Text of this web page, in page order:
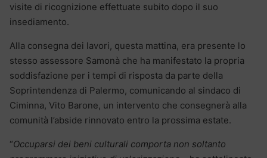
visite di ricognizione effettuate subito dopo il suo
insediamento.
Alla consegna dei lavori, questa mattina, era presente lo
stesso assessore Samonà che ha manifestato la propria
soddisfazione per i tempi di risposta da parte della
Soprintendenza di Palermo, comunicando al sindaco di
Ciminna, Vito Barone, un intervento che consegnerà alla
comunità l’abside rinnovato entro la prossima estate.
“Occuparsi dei beni culturali comporta non soltanto